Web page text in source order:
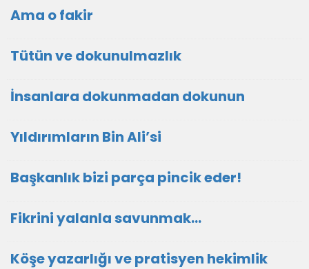
Ama o fakir
Tütün ve dokunulmazlık
İnsanlara dokunmadan dokunun
Yıldırımların Bin Ali’si
Başkanlık bizi parça pincik eder!
Fikrini yalanla savunmak…
Köşe yazarlığı ve pratisyen hekimlik